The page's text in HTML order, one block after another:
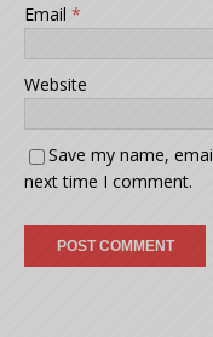
Email *
Website
Save my name,
next time I comment.